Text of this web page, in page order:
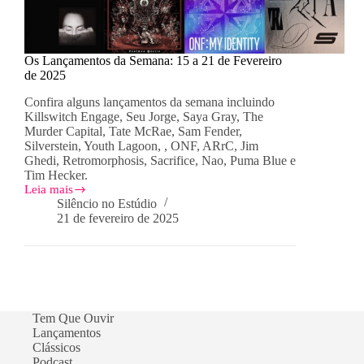
Os Lançamentos da Semana: 15 a 21 de Fevereiro
de 2025
Confira alguns lançamentos da semana incluindo
Killswitch Engage, Seu Jorge, Saya Gray, The
Murder Capital, Tate McRae, Sam Fender,
Silverstein, Youth Lagoon, , ONF, ARrC, Jim
Ghedi, Retromorphosis, Sacrifice, Nao, Puma Blue e
Tim Hecker.
Leia mais
Os
Lançamentos
15
de
2025
Silêncio no Estúdio
21 de fevereiro de 2025
Tem Que Ouvir
Lançamentos
Clássicos